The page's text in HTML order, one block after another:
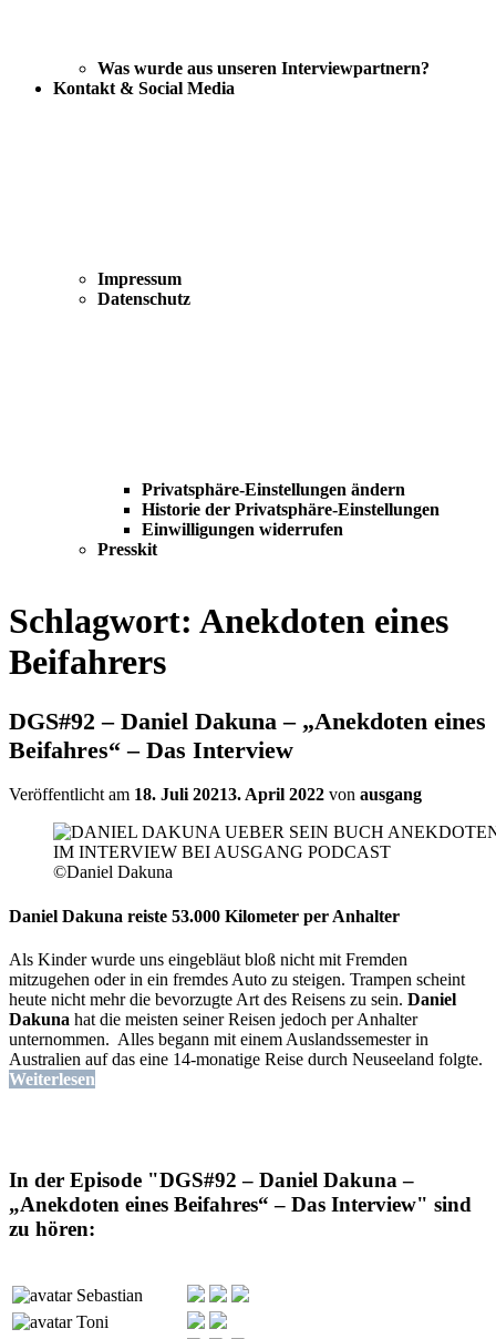
Was wurde aus unseren Interviewpartnern?
Kontakt & Social Media
Impressum
Datenschutz
Privatsphäre-Einstellungen ändern
Historie der Privatsphäre-Einstellungen
Einwilligungen widerrufen
Presskit
Schlagwort: Anekdoten eines
Beifahrers
DGS#92 – Daniel Dakuna – „Anekdoten eines
Beifahres“ – Das Interview
Veröffentlicht am 18. Juli 20213. April 2022 von ausgang
©Daniel Dakuna
Daniel Dakuna reiste 53.000 Kilometer per Anhalter
Als Kinder wurde uns eingebläut bloß nicht mit Fremden
mitzugehen oder in ein fremdes Auto zu steigen. Trampen scheint
heute nicht mehr die bevorzugte Art des Reisens zu sein. Daniel
Dakuna hat die meisten seiner Reisen jedoch per Anhalter
unternommen. Alles begann mit einem Auslandssemester in
Australien auf das eine 14-monatige Reise durch Neuseeland folgte.
Weiterlesen
In der Episode "DGS#92 – Daniel Dakuna –
„Anekdoten eines Beifahres“ – Das Interview" sind
zu hören:
Sebastian
Toni